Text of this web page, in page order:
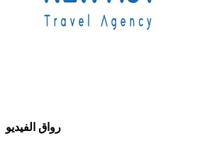
رواق الفيديو